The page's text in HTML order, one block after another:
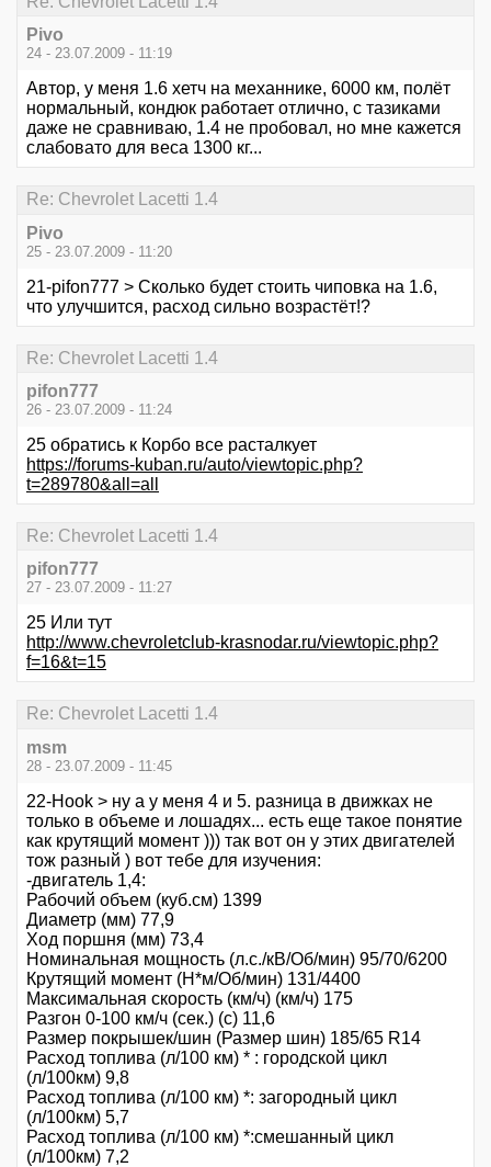
Pivo
24 - 23.07.2009 - 11:19
Автор, у меня 1.6 хетч на механнике, 6000 км, полёт
нормальный, кондюк работает отлично, с тазиками
даже не сравниваю, 1.4 не пробовал, но мне кажется
слабовато для веса 1300 кг...
Re: Chevrolet Lacetti 1.4
Pivo
25 - 23.07.2009 - 11:20
21-pifon777 > Сколько будет стоить чиповка на 1.6,
что улучшится, расход сильно возрастёт!?
Re: Chevrolet Lacetti 1.4
pifon777
26 - 23.07.2009 - 11:24
25 обратись к Корбо все расталкует
https://forums-kuban.ru/auto/viewtopic.php?
t=289780&all=all
Re: Chevrolet Lacetti 1.4
pifon777
27 - 23.07.2009 - 11:27
25 Или тут
http://www.chevroletclub-krasnodar.ru/viewtopic.php?
f=16&t=15
Re: Chevrolet Lacetti 1.4
msm
28 - 23.07.2009 - 11:45
22-Hook > ну а у меня 4 и 5. разница в движках не
только в объеме и лошадях... есть еще такое понятие
как крутящий момент ))) так вот он у этих двигателей
тож разный ) вот тебе для изучения:
-двигатель 1,4:
Рабочий объем (куб.см) 1399
Диаметр (мм) 77,9
Ход поршня (мм) 73,4
Номинальная мощность (л.с./кВ/Об/мин) 95/70/6200
Крутящий момент (Н*м/Об/мин) 131/4400
Максимальная скорость (км/ч) (км/ч) 175
Разгон 0-100 км/ч (сек.) (с) 11,6
Размер покрышек/шин (Размер шин) 185/65 R14
Расход топлива (л/100 км) * : городской цикл
(л/100км) 9,8
Расход топлива (л/100 км) *: загородный цикл
(л/100км) 5,7
Расход топлива (л/100 км) *:смешанный цикл
(л/100км) 7,2